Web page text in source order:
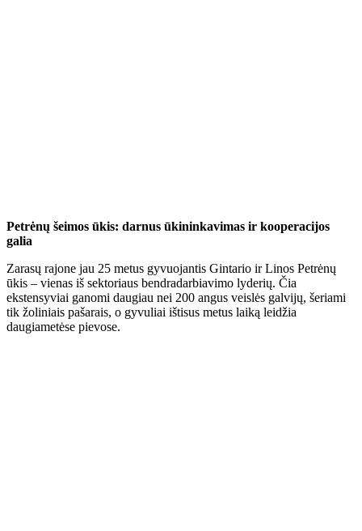
Petrėnų šeimos ūkis: darnus ūkininkavimas ir kooperacijos
galia
Zarasų rajone jau 25 metus gyvuojantis Gintario ir Linos Petrėnų
ūkis – vienas iš sektoriaus bendradarbiavimo lyderių. Čia
ekstensyviai ganomi daugiau nei 200 angus veislės galvijų, šeriami
tik žoliniais pašarais, o gyvuliai ištisus metus laiką leidžia
daugiametėse pievose.